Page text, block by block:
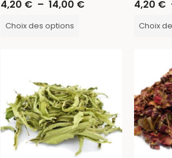
4,20 € – 14,00 €
Choix des options
4,20 €
Choix